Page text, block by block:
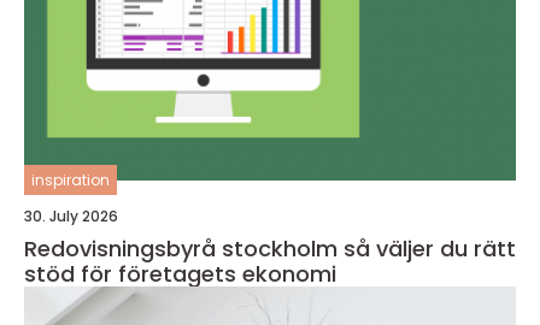
inspiration
30. July 2026
Redovisningsbyrå stockholm så väljer du rätt
stöd för företagets ekonomi